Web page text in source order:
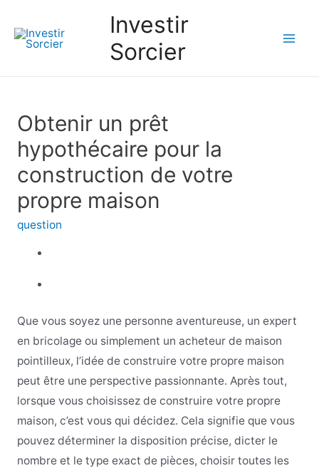
Investir
Sorcier
Obtenir un prêt
hypothécaire pour la
construction de votre
propre maison
question
Que vous soyez une personne aventureuse, un expert
en bricolage ou simplement un acheteur de maison
pointilleux, l’idée de construire votre propre maison
peut être une perspective passionnante. Après tout,
lorsque vous choisissez de construire votre propre
maison, c’est vous qui décidez. Cela signifie que vous
pouvez déterminer la disposition précise, dicter le
nombre et le type exact de pièces, choisir toutes les